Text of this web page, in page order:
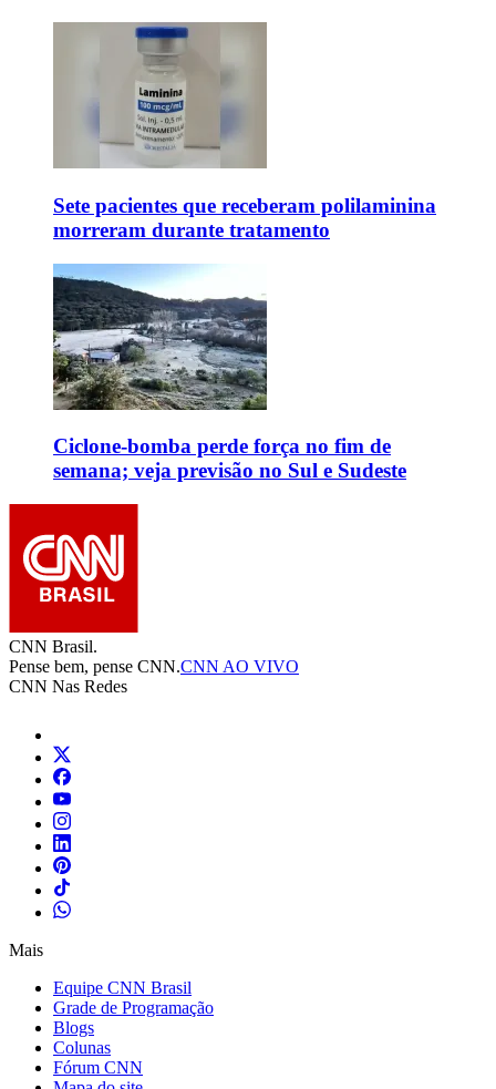
Sete pacientes que receberam polilaminina
morreram durante tratamento
Ciclone-bomba perde força no fim de
semana; veja previsão no Sul e Sudeste
CNN Brasil.
Pense bem, pense CNN.CNN AO VIVO
CNN Nas Redes
Mais
Equipe CNN Brasil
Grade de Programação
Blogs
Colunas
Fórum CNN